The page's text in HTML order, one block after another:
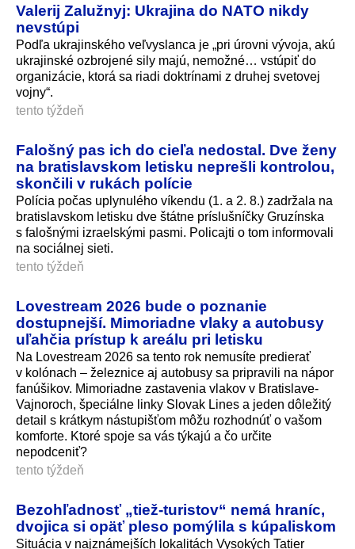
Valerij Zalužnyj: Ukrajina do NATO nikdy
nevstúpi
Podľa ukrajinského veľvyslanca je „pri úrovni vývoja, akú
ukrajinské ozbrojené sily majú, nemožné… vstúpiť do
organizácie, ktorá sa riadi doktrínami z druhej svetovej
vojny“.
tento týždeň
Falošný pas ich do cieľa nedostal. Dve ženy
na bratislavskom letisku neprešli kontrolou,
skončili v rukách polície
Polícia počas uplynulého víkendu (1. a 2. 8.) zadržala na
bratislavskom letisku dve štátne príslušníčky Gruzínska
s falošnými izraelskými pasmi. Policajti o tom informovali
na sociálnej sieti.
tento týždeň
Lovestream 2026 bude o poznanie
dostupnejší. Mimoriadne vlaky a autobusy
uľahčia prístup k areálu pri letisku
Na Lovestream 2026 sa tento rok nemusíte predierať
v kolónach – železnice aj autobusy sa pripravili na nápor
fanúšikov. Mimoriadne zastavenia vlakov v Bratislave-
Vajnoroch, špeciálne linky Slovak Lines a jeden dôležitý
detail s krátkym nástupišťom môžu rozhodnúť o vašom
komforte. Ktoré spoje sa vás týkajú a čo určite
nepodceniť?
tento týždeň
Bezohľadnosť „tiež-turistov“ nemá hraníc,
dvojica si opäť pleso pomýlila s kúpaliskom
Situácia v najznámejších lokalitách Vysokých Tatier